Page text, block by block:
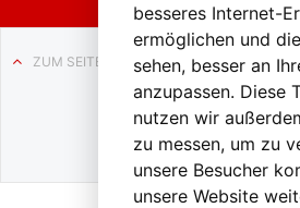
besseres Internet-
ermöglichen und
sehen, besser an
anzupassen. Diese
nutzen wir
zu messen, um zu
unsere Besucher
unsere Website
ZUM SEITENANFANG
Auf
+43